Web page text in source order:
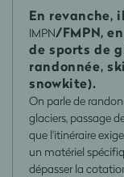
En revanche,
IMPN/FMPN,
de sports de
randonnée,
snowkite).
On parle de
glaciers, passage
que l'itinéraire
un matériel
dépasser la